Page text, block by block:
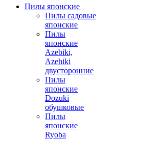
Пилы японские
Пилы садовые
японские
Пилы
японские
Azebiki,
Azehiki
двусторонние
Пилы
японские
Dozuki
обушковые
Пилы
японские
Ryoba